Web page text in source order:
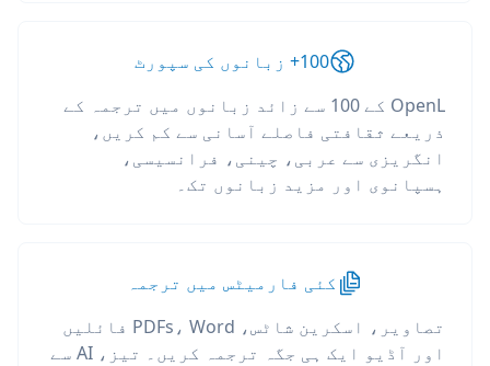
100+ زبانوں کی سپورٹ
OpenL کے 100 سے زائد زبانوں میں ترجمہ کے
ذریعے ثقافتی فاصلے آسانی سے کم کریں،
انگریزی سے عربی، چینی، فرانسیسی،
ہسپانوی اور مزید زبانوں تک۔
کئی فارمیٹس میں ترجمہ
تصاویر، اسکرین شاٹس، PDFs، Word فائلیں
اور آڈیو ایک ہی جگہ ترجمہ کریں۔ تیز، AI سے